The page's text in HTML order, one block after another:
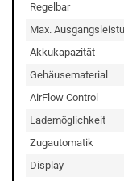
Regelbar
Max.
Akkukapazität
Gehäusematerial
AirFlow Control
Lademöglichkeit
Zugautomatik
Display